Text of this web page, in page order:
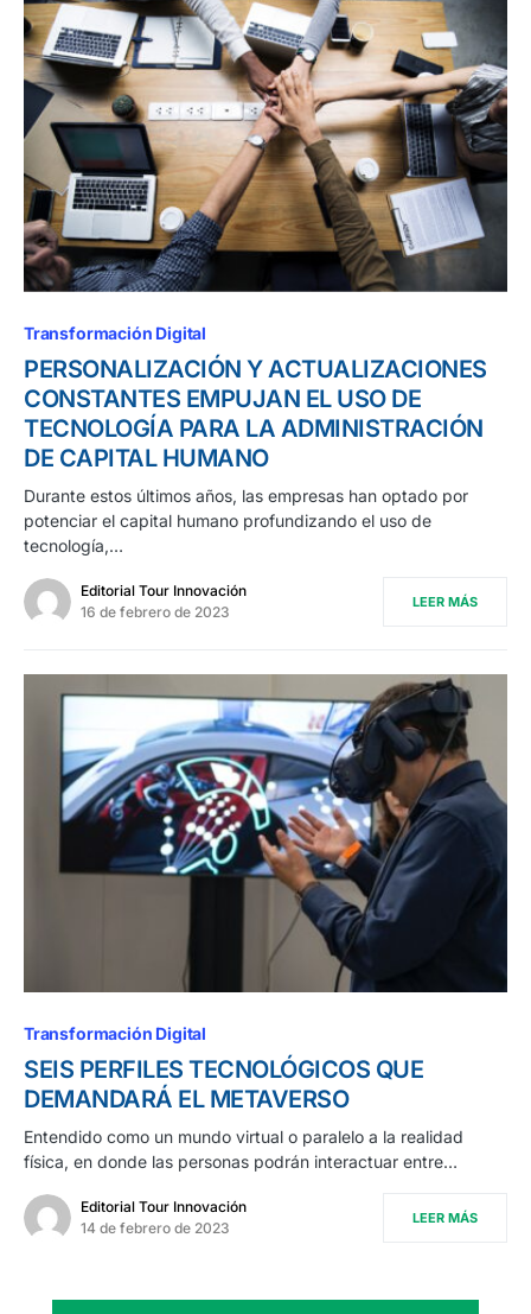
Transformación Digital
PERSONALIZACIÓN Y ACTUALIZACIONES
CONSTANTES EMPUJAN EL USO DE
TECNOLOGÍA PARA LA ADMINISTRACIÓN
DE CAPITAL HUMANO
Durante estos últimos años, las empresas han optado por
potenciar el capital humano profundizando el uso de
tecnología,…
Editorial Tour Innovación
16 de febrero de 2023
LEER MÁS
Transformación Digital
SEIS PERFILES TECNOLÓGICOS QUE
DEMANDARÁ EL METAVERSO
Entendido como un mundo virtual o paralelo a la realidad
física, en donde las personas podrán interactuar entre…
Editorial Tour Innovación
14 de febrero de 2023
LEER MÁS